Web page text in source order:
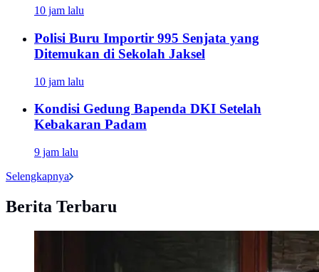
10 jam lalu
Polisi Buru Importir 995 Senjata yang
Ditemukan di Sekolah Jaksel
10 jam lalu
Kondisi Gedung Bapenda DKI Setelah
Kebakaran Padam
9 jam lalu
Selengkapnya
Berita Terbaru